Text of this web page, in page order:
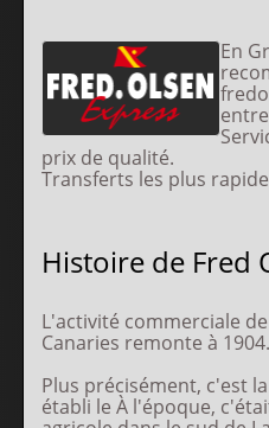
En
prix de qualité.
Transferts les plus
Histoire de Fred
L'activité commerciale
Canaries remonte à 1904.
Plus précisément, c'est
établi le À l'époque,